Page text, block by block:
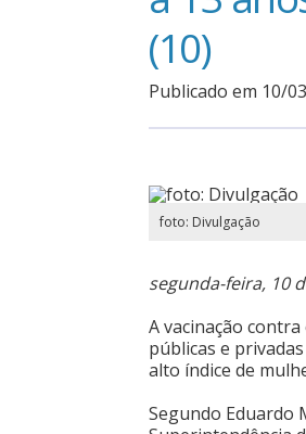
(10)
Publicado em 10/
foto: Divulgação
segunda-feira, 10
A vacinação
públicas e
alto índice de
Segundo Eduardo